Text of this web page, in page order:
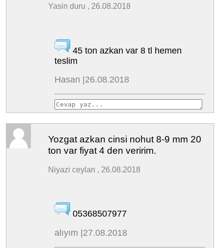
Yasin duru , 26.08.2018
45 ton azkan var 8 tl hemen
teslim
Hasan |26.08.2018
Yozgat azkan cinsi nohut 8-9 mm 20
ton var fiyat 4 den veririm.
Niyazi ceylan , 26.08.2018
05368507977
alıyım |27.08.2018